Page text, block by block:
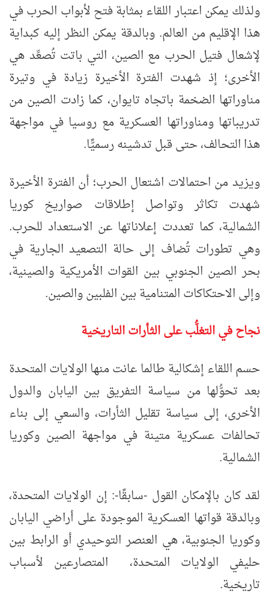
ولذلك يمكن اعتبار اللقاء بمثابة فتح لأبواب الحرب في
هذا الإقليم من العالم. وبالدقة يمكن النظر إليه كبداية
لإشعال فتيل الحرب مع الصين، التي باتت تُصعِّد هي
الأخرى؛ إذ شهدت الفترة الأخيرة زيادة في وتيرة
مناوراتها الضخمة باتجاه تايوان، كما زادت الصين من
تدريباتها ومناوراتها العسكرية مع روسيا في مواجهة
هذا التحالف، حتى قبل تدشينه رسميًّا.
ويزيد من احتمالات اشتعال الحرب؛ أن الفترة الأخيرة
شهدت تكاثر وتواصل إطلاقات صواريخ كوريا
الشمالية، كما تعددت إعلاناتها عن الاستعداد للحرب.
وهي تطورات تُضاف إلى حالة التصعيد الجارية في
بحر الصين الجنوبي بين القوات الأمريكية والصينية،
وإلى الاحتكاكات المتنامية بين الفلبين والصين.
نجاح في التغلُّب على الثأرات التاريخية
حسم اللقاء إشكالية طالما عانت منها الولايات المتحدة
بعد تحوُّلها من سياسة التفريق بين اليابان والدول
الأخرى، إلى سياسة تقليل الثأرات، والسعي إلى بناء
تحالفات عسكرية متينة في مواجهة الصين وكوريا
الشمالية.
لقد كان بالإمكان القول -سابقًا-: إن الولايات المتحدة،
وبالدقة قواتها العسكرية الموجودة على أراضي اليابان
وكوريا الجنوبية، هي العنصر التوحيدي أو الرابط بين
حليفي الولايات المتحدة، المتصارعين لأسباب
تاريخية.